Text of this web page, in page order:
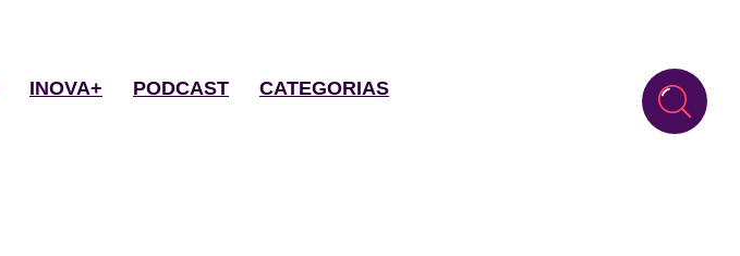
INOVA+ PODCAST CATEGORIAS